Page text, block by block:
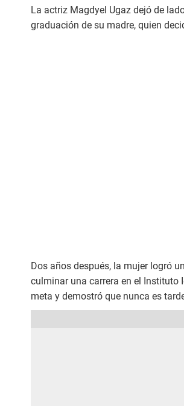
La actriz Magdyel Ugaz dejó de
graduación de su madre, quien
Dos años después, la mujer logró
culminar una carrera en el Instituto
meta y demostró que nunca es